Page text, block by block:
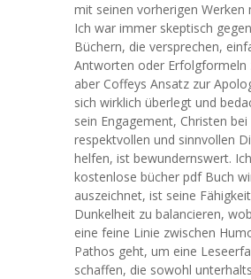
mit seinen vorherigen Werken
Ich war immer skeptisch
Büchern, die versprechen,
Antworten oder Erfolgformeln
aber Coffeys Ansatz zur
sich wirklich überlegt und
sein Engagement, Christen bei
respektvollen und sinnvollen
helfen, ist bewundernswert.
kostenlose bücher pdf Buch
auszeichnet, ist seine
Dunkelheit zu balancieren,
eine feine Linie zwischen
Pathos geht, um eine
schaffen, die sowohl